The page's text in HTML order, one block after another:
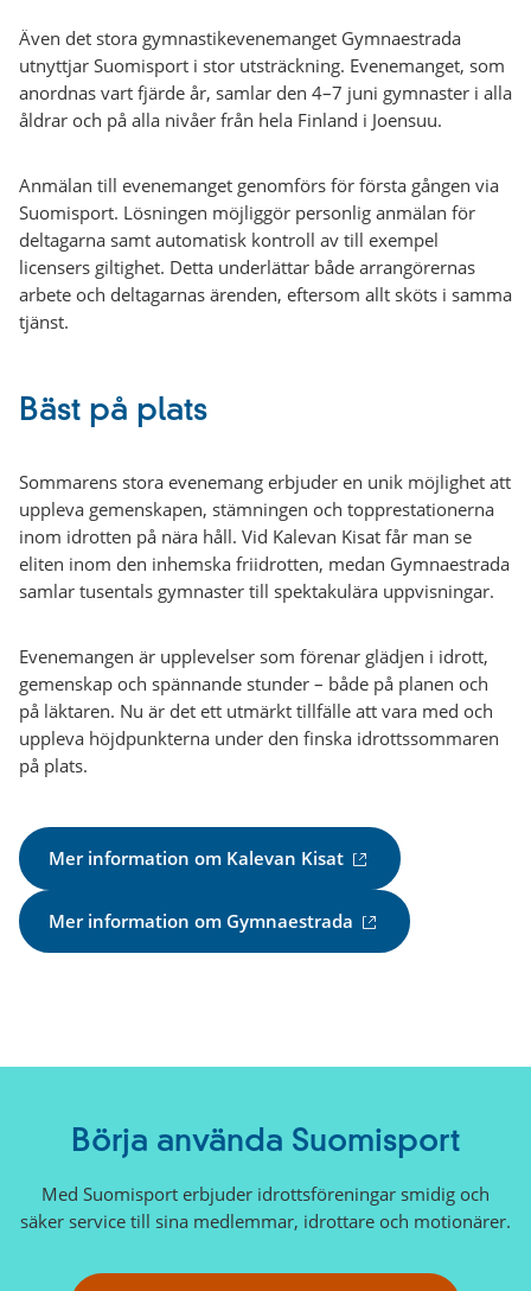
Även det stora gymnastikevenemanget Gymnaestrada
utnyttjar Suomisport i stor utsträckning. Evenemanget, som
anordnas vart fjärde år, samlar den 4–7 juni gymnaster i alla
åldrar och på alla nivåer från hela Finland i Joensuu.
Anmälan till evenemanget genomförs för första gången via
Suomisport. Lösningen möjliggör personlig anmälan för
deltagarna samt automatisk kontroll av till exempel
licensers giltighet. Detta underlättar både arrangörernas
arbete och deltagarnas ärenden, eftersom allt sköts i samma
tjänst.
Bäst på plats
Sommarens stora evenemang erbjuder en unik möjlighet att
uppleva gemenskapen, stämningen och topprestationerna
inom idrotten på nära håll. Vid Kalevan Kisat får man se
eliten inom den inhemska friidrotten, medan Gymnaestrada
samlar tusentals gymnaster till spektakulära uppvisningar.
Evenemangen är upplevelser som förenar glädjen i idrott,
gemenskap och spännande stunder – både på planen och
på läktaren. Nu är det ett utmärkt tillfälle att vara med och
uppleva höjdpunkterna under den finska idrottssommaren
på plats.
Mer information om Kalevan Kisat(
ä
k
)
Mer information om Gymnaestrada
ä
k
)
Börja använda Suomisport
Med Suomisport erbjuder idrottsföreningar smidig och
säker service till sina medlemmar, idrottare och motionärer.